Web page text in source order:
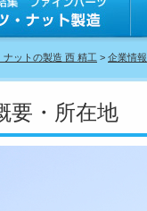
ナットの製造 西 精工 > 企業情報
要・所在地